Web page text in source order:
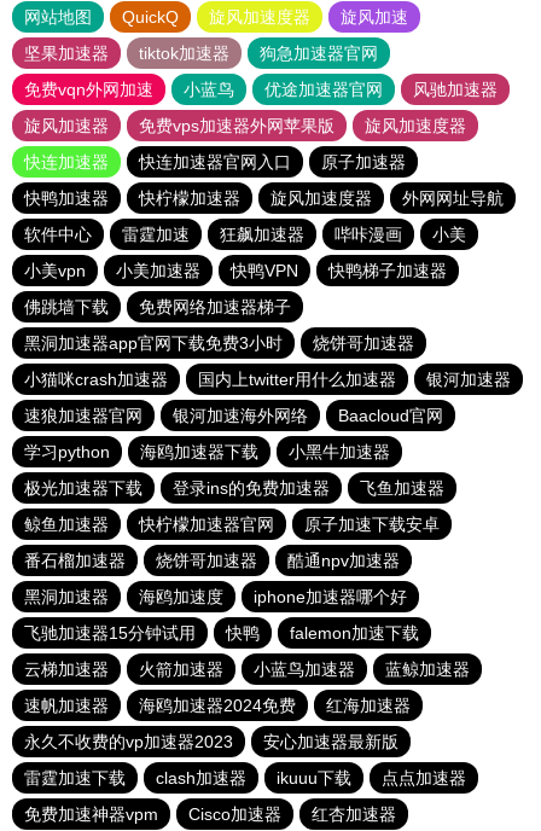
网站地图 QuickQ 旋风加速度器
旋风加速
坚果加速器
tiktok加速器
狗急加速器官网
免费vqn外网加速
小蓝鸟 优途加速器官网
风驰加速器
旋风加速器
免费vps加速器外网苹果版
旋风加速度器
快连加速器
快连加速器官网入口
原子加速器
快鸭加速器
快柠檬加速器 旋风加速度器
外网网址导航
软件中心
雷霆加速 狂飙加速器 哔咔漫画
小美
小美vpn
小美加速器 快鸭VPN
快鸭梯子加速器
佛跳墙下载
免费网络加速器梯子
黑洞加速器app官网下载免费3小时
烧饼哥加速器
小猫咪crash加速器
国内上twitter用什么加速器
银河加速器
速狼加速器官网
银河加速海外网络
Baacloud官网
学习python
海鸥加速器下载
小黑牛加速器
极光加速器下载
登录ins的免费加速器
飞鱼加速器
鲸鱼加速器
快柠檬加速器官网
原子加速下载安卓
番石榴加速器
烧饼哥加速器
酷通npv加速器
黑洞加速器
海鸥加速度
iphone加速器哪个好
飞驰加速器15分钟试用
快鸭
falemon加速下载
云梯加速器
火箭加速器 小蓝鸟加速器
蓝鲸加速器
速帆加速器
海鸥加速器2024免费
红海加速器
永久不收费的vp加速器2023
安心加速器最新版
雷霆加速下载
clash加速器 ikuuu下载
点点加速器
免费加速神器vpm
Cisco加速器 红杏加速器